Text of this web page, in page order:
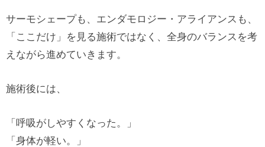
サーモシェープも、エンダモロジー・アライアンスも、
「ここだけ」を見る施術ではなく、全身のバランスを考
えながら進めていきます。
施術後には、
「呼吸がしやすくなった。」
「身体が軽い。」